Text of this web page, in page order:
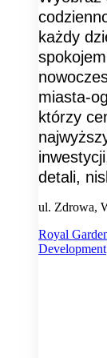
każdy
miasta-
którzy
detali,
ul. Zdrowa,
Royal
Development